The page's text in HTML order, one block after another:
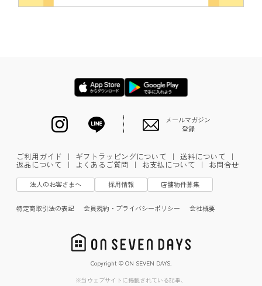
メールマガジン
登録
ご利用ガイド ｜ ギフトラッピングについて ｜ 送料について ｜
返品について ｜ よくあるご質問 ｜ お支払について ｜ お問合せ
法人のお客さまへ 採用情報 店舗物件募集
特定商取引法の表記 会員規約・プライバシーポリシー 会社概要
Copyright © ON SEVEN DAYS.
※当ウェブサイトに掲載されている記事、